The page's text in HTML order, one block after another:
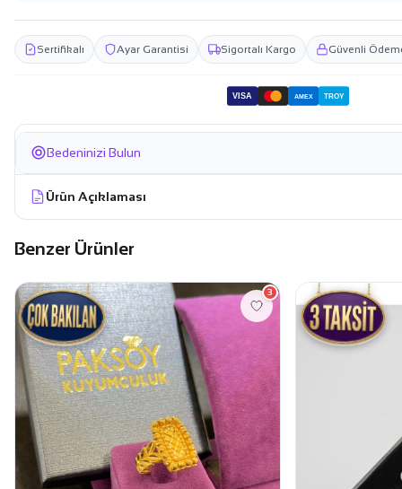
Sertifikalı Ayar Garantisi Sigortalı Kargo Güvenli
VISA AMEX TROY
Bedeninizi Bulun
Ürün Açıklaması
Benzer Ürünler
3